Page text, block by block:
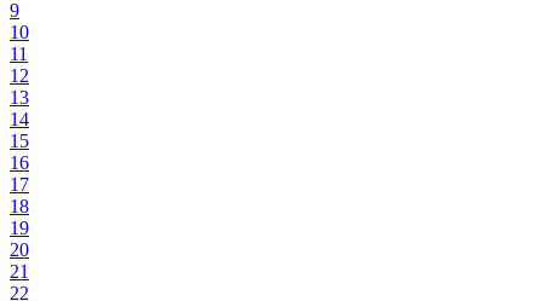
9
10
11
12
13
14
15
16
17
18
19
20
21
22